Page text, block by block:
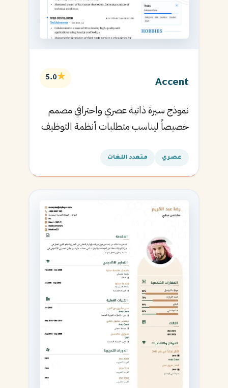
Accent
★
5.0
نموذج سيرة ذاتية عصري واحترافي مصمم
خصيصاً ليناسب متطلبات أنظمة التوظيف
القادمة.
عصري متعدد اللغات